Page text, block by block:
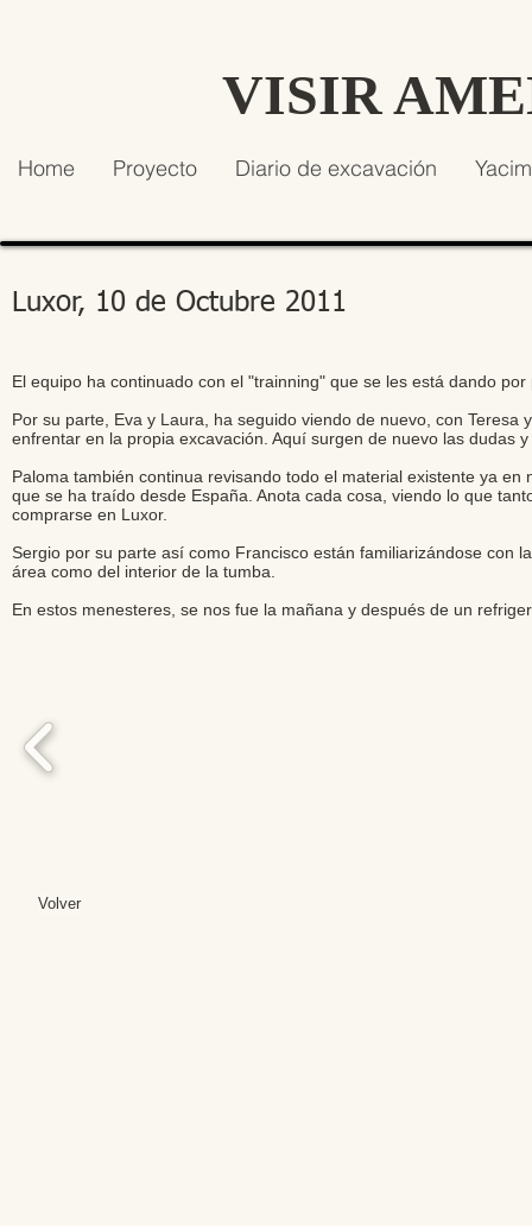
VISIR
Home Proyecto Diario de excavación
Luxor, 10 de Octubre 2011
El equipo ha continuado con el "trainning" que se les está dando
Por su parte, Eva y Laura, ha seguido viendo de nuevo, con
enfrentar en la propia excavación. Aquí surgen de nuevo las dudas
Paloma también continua revisando todo el material existente ya
que se ha traído desde España. Anota cada cosa, viendo lo que
comprarse en Luxor.
Sergio por su parte así como Francisco están familiarizándose con
área como del interior de la tumba.
En estos menesteres, se nos fue la mañana y después de un
Volver